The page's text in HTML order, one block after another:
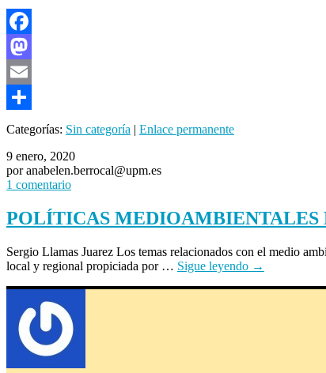
Facebook
Mastodon
Email
Compartir
Categorías: Sin categoría | Enlace permanente
9 enero, 2020
por anabelen.berrocal@upm.es
1 comentario
POLÍTICAS MEDIOAMBIENTALES
Sergio Llamas Juarez Los temas relacionados con el medio
local y regional propiciada por … Sigue leyendo →